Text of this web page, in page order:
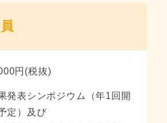
円(税抜)
発表シンポジウム（年1回開
定）及び